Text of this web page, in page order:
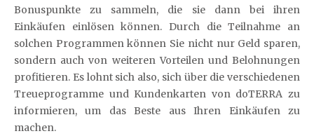
Bonuspunkte zu sammeln, die sie dann bei ihren
Einkäufen einlösen können. Durch die Teilnahme an
solchen Programmen können Sie nicht nur Geld sparen,
sondern auch von weiteren Vorteilen und Belohnungen
profitieren. Es lohnt sich also, sich über die verschiedenen
Treueprogramme und Kundenkarten von doTERRA zu
informieren, um das Beste aus Ihren Einkäufen zu
machen.